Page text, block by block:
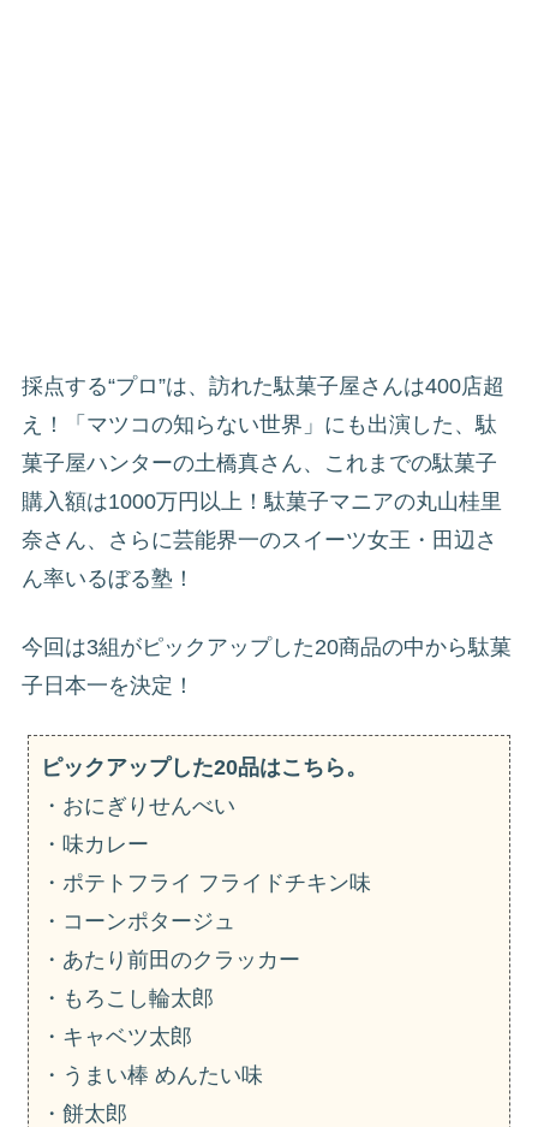
採点する“プロ”は、訪れた駄菓子屋さんは400店超
え！「マツコの知らない世界」にも出演した、駄
菓子屋ハンターの土橋真さん、これまでの駄菓子
購入額は1000万円以上！駄菓子マニアの丸山桂里
奈さん、さらに芸能界一のスイーツ女王・田辺さ
ん率いるぼる塾！
今回は3組がピックアップした20商品の中から駄菓
子日本一を決定！
ピックアップした20品はこちら。
・おにぎりせんべい
・味カレー
・ポテトフライ フライドチキン味
・コーンポタージュ
・あたり前田のクラッカー
・もろこし輪太郎
・キャベツ太郎
・うまい棒 めんたい味
・餅太郎